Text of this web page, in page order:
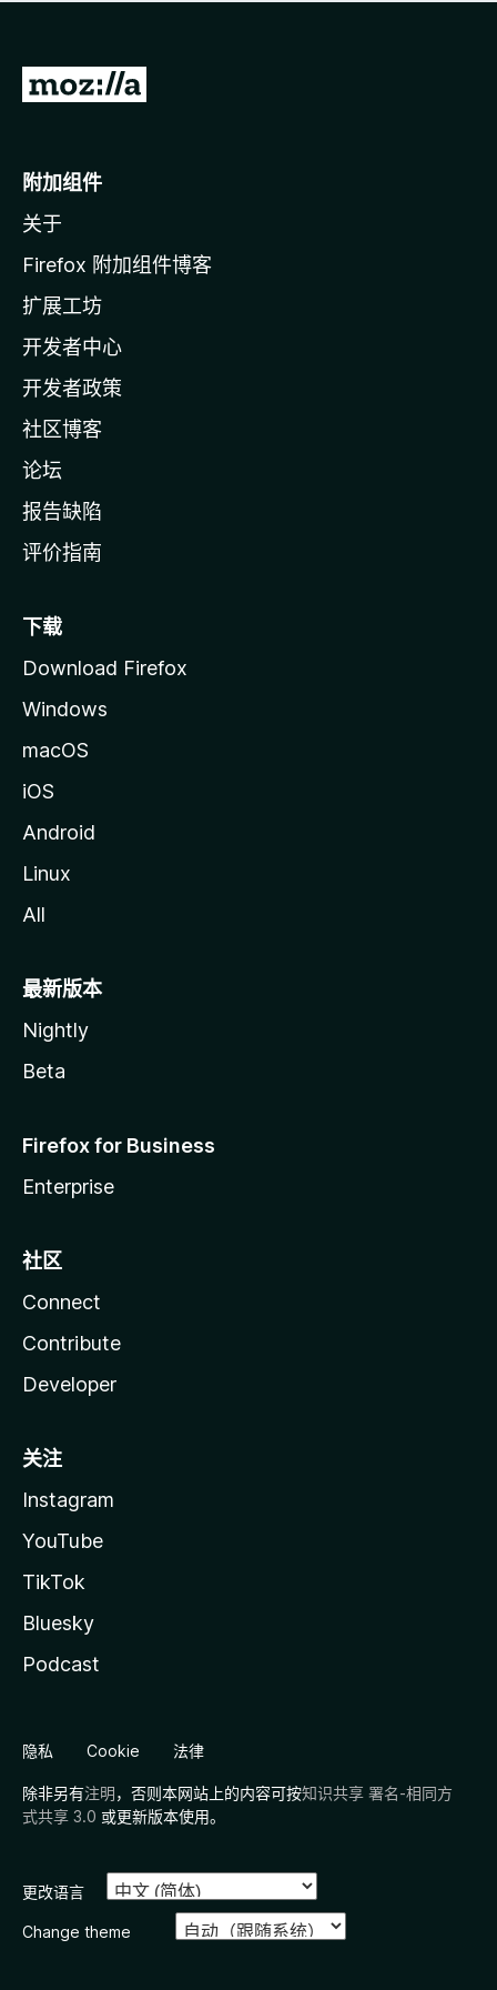
无
转
o
i
l
a
主
页
附加组件
关于
Firefox 附加组件博客
扩展工坊
开发者中心
开发者政策
社区博客
论坛
报告缺陷
评价指南
下载
Download Firefox
Windows
macOS
iOS
Android
Linux
All
最新版本
Nightly
Beta
Firefox for Business
Enterprise
社区
Connect
Contribute
Developer
关注
Instagram
YouTube
TikTok
Bluesky
Podcast
隐私 Cookie 法律
除非另有注明，否则本网站上的内容可按知识共享 署名-相同方
式共享 3.0 或更新版本使用。
更改语言
Change theme